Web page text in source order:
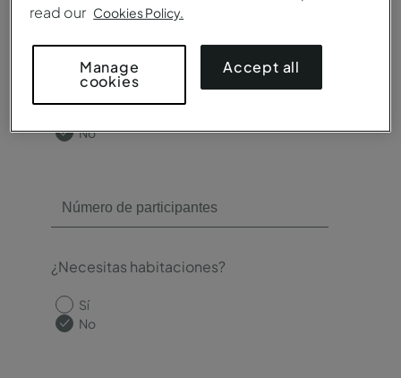
¿Necesitas catering?
No
¿Necesitas habitaciones?
Sí
No
read our Cookies Policy.
Manage
cookies
Accept all